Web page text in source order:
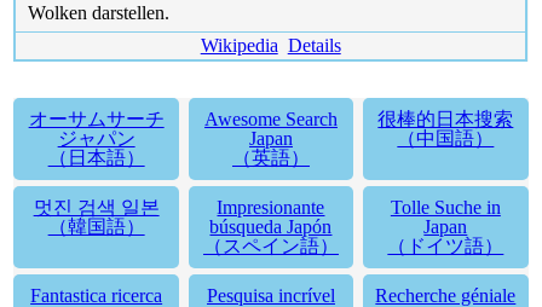
Wolken darstellen.
Wikipedia Details
オーサムサーチ
ジャパン
（日本語）
Awesome Search
Japan
（英語）
很棒的日本搜索
（中国語）
멋진 검색 일본
（韓国語）
Impresionante
búsqueda Japón
（スペイン語）
Tolle Suche in
Japan
（ドイツ語）
Fantastica ricerca
Pesquisa incrível
Recherche géniale